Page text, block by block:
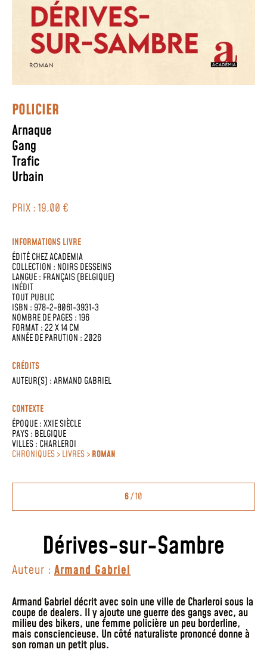
POLICIER
Arnaque
Gang
Trafic
Urbain
PRIX : 19,00 €
INFORMATIONS LIVRE
ÉDITÉ CHEZACADEMIA
COLLECTION : NOIRS DESSEINS
LANGUE : FRANÇAIS (BELGIQUE)
INÉDIT
TOUT PUBLIC
ISBN : 978-2-8061-3931-3
NOMBRE DE PAGES : 196
FORMAT : 22 X 14 CM
ANNÉE DE PARUTION : 2026
CRÉDITS
AUTEUR(S) :ARMAND GABRIEL
CONTEXTE
ÉPOQUE :XXIE SIÈCLE
PAYS : BELGIQUE
VILLES : CHARLEROI
CHRONIQUES > LIVRES >ROMAN
6/ 10
Dérives-sur-Sambre
Auteur : Armand Gabriel
Armand Gabriel décrit avec soin une ville de Charleroi sous la
coupe de dealers. Il y ajoute une guerre des gangs avec, au
milieu des bikers, une femme policière un peu borderline,
mais consciencieuse. Un côté naturaliste prononcé donne à
son roman un petit plus.